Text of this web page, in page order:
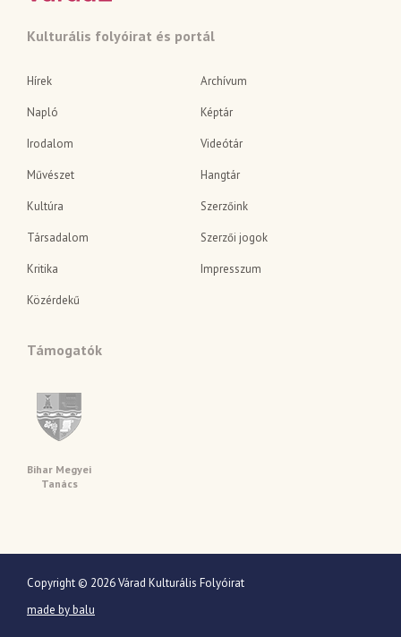
Kulturális folyóirat és portál
Hírek
Napló
Irodalom
Művészet
Kultúra
Társadalom
Kritika
Közérdekű
Archívum
Képtár
Videótár
Hangtár
Szerzőink
Szerzői jogok
Impresszum
Támogatók
Bihar Megyei
Tanács
Copyright © 2026 Várad Kulturális Folyóirat
made by balu